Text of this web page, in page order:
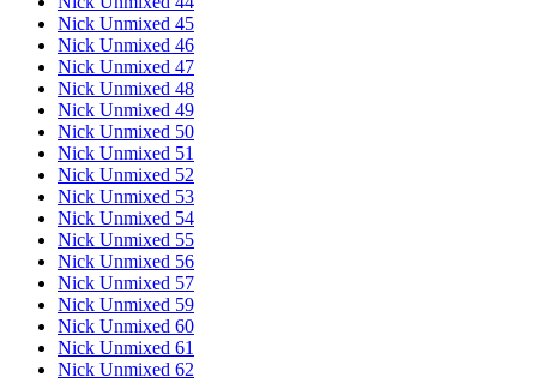
Nick Unmixed 45
Nick Unmixed 46
Nick Unmixed 47
Nick Unmixed 48
Nick Unmixed 49
Nick Unmixed 50
Nick Unmixed 51
Nick Unmixed 52
Nick Unmixed 53
Nick Unmixed 54
Nick Unmixed 55
Nick Unmixed 56
Nick Unmixed 57
Nick Unmixed 59
Nick Unmixed 60
Nick Unmixed 61
Nick Unmixed 62